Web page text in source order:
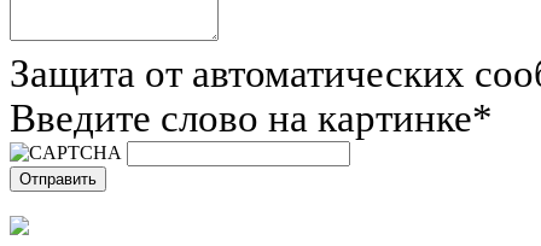
Защита от автоматических
Введите слово на картинке*